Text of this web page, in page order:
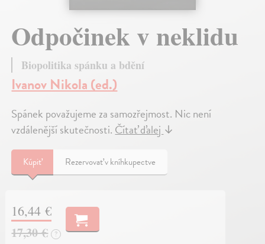
Odpočinek v neklidu
Biopolitika spánku a bdění
Ivanov Nikola (ed.)
Spánek považujeme za samozřejmost. Nic není
vzdálenější skutečnosti.Čítať ďalej↓
Kúpiť Rezervovať v kníhkupectve
16,44 €
17,30 €
?